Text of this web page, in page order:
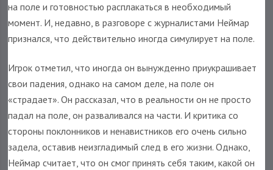
на поле и готовностью расплакаться в необходимый
момент. И, недавно, в разговоре с журналистами Неймар
признался, что действительно иногда симулирует на поле.
Игрок отметил, что иногда он вынужденно приукрашивает
свои падения, однако на самом деле, на поле он
«страдает». Он рассказал, что в реальности он не просто
падал на поле, он разваливался на части. И критика со
стороны поклонников и ненавистников его очень сильно
задела, оставив неизгладимый след в его жизни. Однако,
Неймар считает, что он смог принять себя таким, какой он